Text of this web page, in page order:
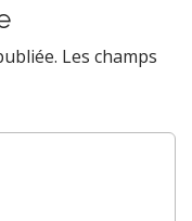
Les champs